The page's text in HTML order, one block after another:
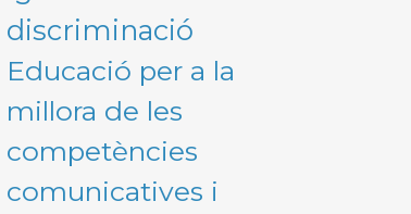
discriminació
Educació per a la
millora de les
competències
comunicatives i